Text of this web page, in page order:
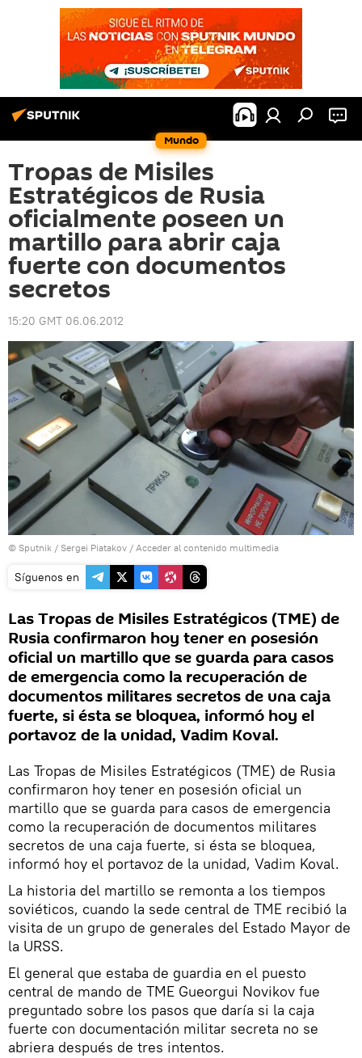
Mundo
Tropas de Misiles
Estratégicos de Rusia
oficialmente poseen un
martillo para abrir caja
fuerte con documentos
secretos
15:20 GMT 06.06.2012
© Sputnik / Sergei Piatakov / Acceder al contenido multimedia
Síguenos en
Las Tropas de Misiles Estratégicos (TME) de
Rusia confirmaron hoy tener en posesión
oficial un martillo que se guarda para casos
de emergencia como la recuperación de
documentos militares secretos de una caja
fuerte, si ésta se bloquea, informó hoy el
portavoz de la unidad, Vadim Koval.
Las Tropas de Misiles Estratégicos (TME) de Rusia
confirmaron hoy tener en posesión oficial un
martillo que se guarda para casos de emergencia
como la recuperación de documentos militares
secretos de una caja fuerte, si ésta se bloquea,
informó hoy el portavoz de la unidad, Vadim Koval.
La historia del martillo se remonta a los tiempos
soviéticos, cuando la sede central de TME recibió la
visita de un grupo de generales del Estado Mayor de
la URSS.
El general que estaba de guardia en el puesto
central de mando de TME Gueorgui Novikov fue
preguntado sobre los pasos que daría si la caja
fuerte con documentación militar secreta no se
abriera después de tres intentos.